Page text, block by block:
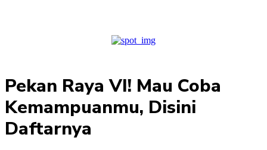
Pekan Raya VI! Mau Coba
Kemampuanmu, Disini
Daftarnya